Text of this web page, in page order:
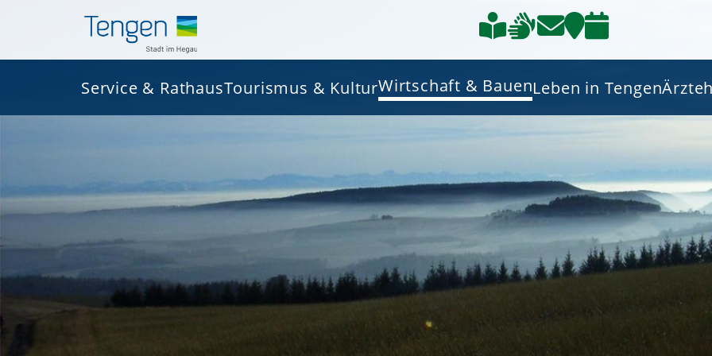
Service & RathausTourismus & KulturWirtschaft & BauenLeben in Tengen